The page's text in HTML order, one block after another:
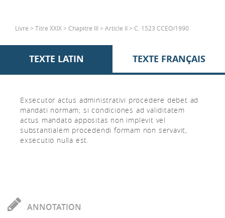
Livre > Titre XXIX > Chapitre III > Article II > C. 1523 CCEO/1990
TEXTE LATIN TEXTE FRANÇAIS
Exsecutor actus administrativi procedere debet ad
mandati normam; si condiciones ad validitatem
actus mandato appositas non implevit vel
substantialem procedendi formam non servavit,
exsecutio nulla est.
ANNOTATION